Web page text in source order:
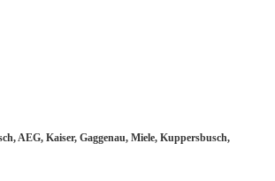
AEG, Kaiser, Gaggenau, Miele, Kuppersbusch,